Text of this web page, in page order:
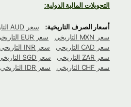
التحويلات المالية الدولية:
أسعار الصرف التاريخية: سعر AUD التاريخي
سعر MXN التاريخي
سعر EUR التاريخي
سعر CAD التاريخي
سعر INR التاريخي
سعر ZAR التاريخي
سعر SGD التاريخي
سعر CHF التاريخي
سعر IDR التاريخي